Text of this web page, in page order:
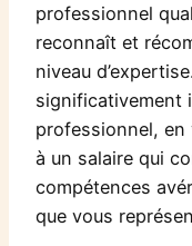
professionnel
reconnaît et
niveau
significativement
professionnel,
à un salaire qui
compétences
que vous